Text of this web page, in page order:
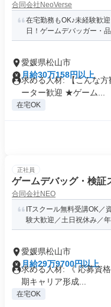
合同会社NeoVerse
在宅勤務もOK♪未経験歓
日！ゲームデバッガー・
愛媛県松山市
月給30万158円以上
求める人材: 【こんな
ーター歓迎 ★ゲーム...
在宅OK
正社員
ゲームデバッグ・検証
合同会社NEO
ITスクール無料受講OK／
験大歓迎／土日祝休み／
愛媛県松山市
月給29万9700円以上
求める人材: 《 応募資
期キャリア形成...
在宅OK